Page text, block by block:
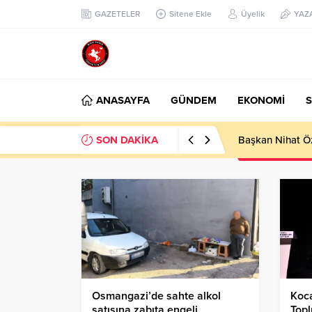
GAZETELER Sitene Ekle Üyelik
ANASAYFA GÜNDEM EKONOMİ
SON DAKİKA Başkan Nihat
Osmangazi’de sahte alkol